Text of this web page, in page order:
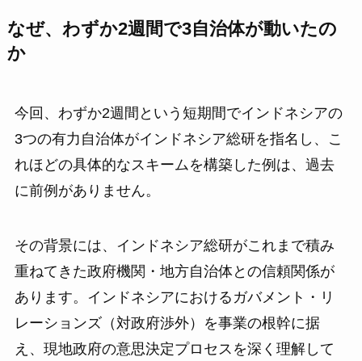
なぜ、わずか2週間で3自治体が動いたの
か
今回、わずか2週間という短期間でインドネシアの
3つの有力自治体がインドネシア総研を指名し、こ
れほどの具体的なスキームを構築した例は、過去
に前例がありません。
その背景には、インドネシア総研がこれまで積み
重ねてきた政府機関・地方自治体との信頼関係が
あります。インドネシアにおけるガバメント・リ
レーションズ（対政府渉外）を事業の根幹に据
え、現地政府の意思決定プロセスを深く理解して